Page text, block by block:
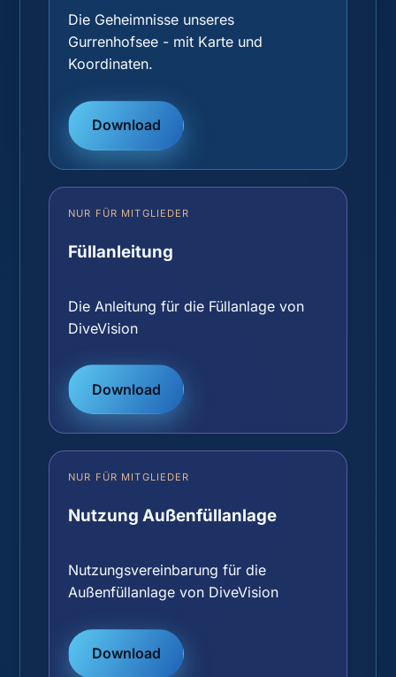
Die Geheimnisse unseres
Gurrenhofsee - mit Karte und
Koordinaten.
Download
NUR FÜR MITGLIEDER
Füllanleitung
Die Anleitung für die Füllanlage von
DiveVision
Download
NUR FÜR MITGLIEDER
Nutzung Außenfüllanlage
Nutzungsvereinbarung für die
Außenfüllanlage von DiveVision
Download